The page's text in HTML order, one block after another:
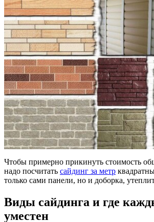
Чтобы примерно прикинуть стоимость
надо посчитать сайдинг за метр
только сами панели, но и доборка,
Виды сайдинга и где
уместен